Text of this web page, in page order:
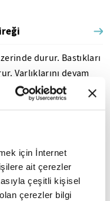
için İnternet
ait çerezler
çeşitli kişisel
çerezler bilgi
durur. Bastıkları
temel
gerçeğidir. Bu, aynı
dettiği anlamına...